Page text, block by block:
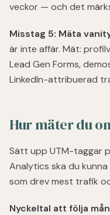
veckor — och det
Misstag 5: Mäta
är inte affär. Mät:
Lead Gen Forms,
LinkedIn-attribuerad
Hur mäter du
Sätt upp UTM-taggar
Analytics ska du kunna
som drev mest trafik
Nyckeltal att följa